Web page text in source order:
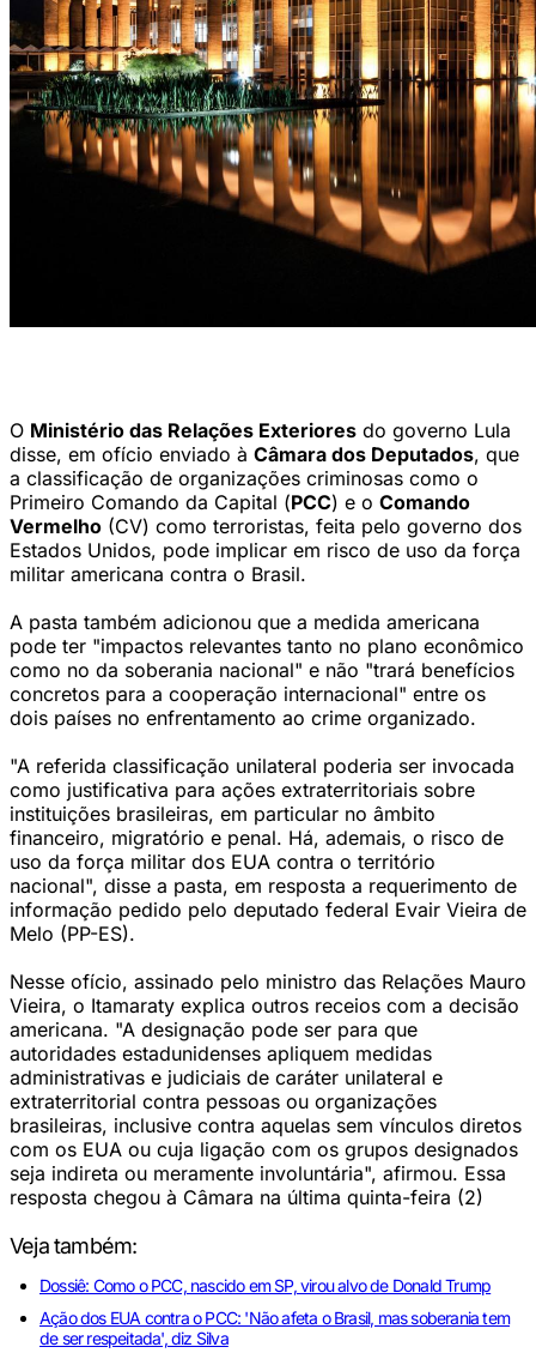
O Ministério das Relações Exteriores do governo Lula
disse, em ofício enviado à Câmara dos Deputados, que
a classificação de organizações criminosas como o
Primeiro Comando da Capital (PCC) e o Comando
Vermelho (CV) como terroristas, feita pelo governo dos
Estados Unidos, pode implicar em risco de uso da força
militar americana contra o Brasil.
A pasta também adicionou que a medida americana
pode ter "impactos relevantes tanto no plano econômico
como no da soberania nacional" e não "trará benefícios
concretos para a cooperação internacional" entre os
dois países no enfrentamento ao crime organizado.
"A referida classificação unilateral poderia ser invocada
como justificativa para ações extraterritoriais sobre
instituições brasileiras, em particular no âmbito
financeiro, migratório e penal. Há, ademais, o risco de
uso da força militar dos EUA contra o território
nacional", disse a pasta, em resposta a requerimento de
informação pedido pelo deputado federal Evair Vieira de
Melo (PP-ES).
Nesse ofício, assinado pelo ministro das Relações Mauro
Vieira, o Itamaraty explica outros receios com a decisão
americana. "A designação pode ser para que
autoridades estadunidenses apliquem medidas
administrativas e judiciais de caráter unilateral e
extraterritorial contra pessoas ou organizações
brasileiras, inclusive contra aquelas sem vínculos diretos
com os EUA ou cuja ligação com os grupos designados
seja indireta ou meramente involuntária", afirmou. Essa
resposta chegou à Câmara na última quinta-feira (2)
Veja também:
Dossiê: Como o PCC, nascido em SP, virou alvo de Donald Trump
Ação dos EUA contra o PCC: 'Não afeta o Brasil, mas soberania tem
de ser respeitada', diz Silva